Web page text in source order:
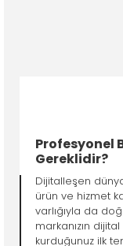
Profesyonel
Gereklidir?
Dijitalleşen
ürün ve hizmet
varlığıyla da
markanızın
kurduğunuz ilk